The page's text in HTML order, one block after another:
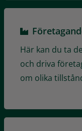
Här kan du ta
och driva
om olika